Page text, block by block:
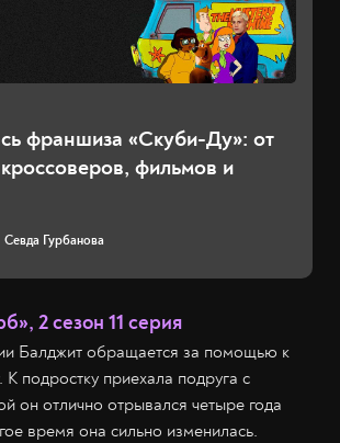
франшиза «Скуби-Ду»: от
фильмов и
Севда Гурбанова
2 сезон 11 серия
Балджит обращается за помощью к
подростку приехала подруга с
он отлично отрывался четыре года
время она сильно изменилась.